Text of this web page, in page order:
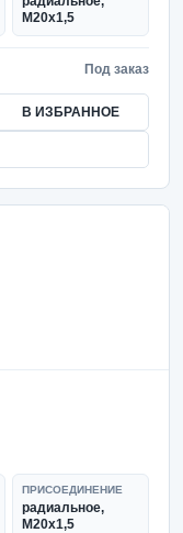
M20x1,5
Под заказ
В ИЗБРАННОЕ
ПРИСОЕДИНЕНИЕ
радиальное,
M20x1,5